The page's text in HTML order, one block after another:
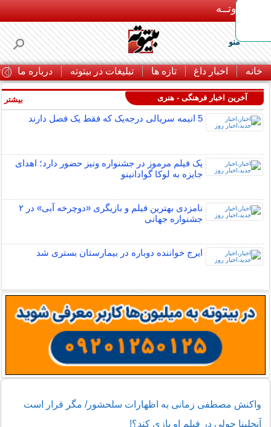
بـیتوتــه
منو
خانه اخبار داغ تازه ها تبلیغات در بیتوته درباره ما
آخرین اخبار فرهنگی - هنری
5 انیمه سریالی درجه‌یک که فقط یک فصل دارند
یک فیلم مرموز در جشنواره ونیز حضور دارد؛ اهدای
جایزه به لوکا گوادانینو
نامزدی بهترین فیلم و بازیگری «دوچرخه آبی» در ۲
جشنواره جهانی
ایرج خواننده دوباره در بیمارستان بستری شد
بیشتر
واکنش مصطفی زمانی به اظهارات سلحشور/ مگر قرار است
آنجلینا جولی در فیلم او بازی کند؟!